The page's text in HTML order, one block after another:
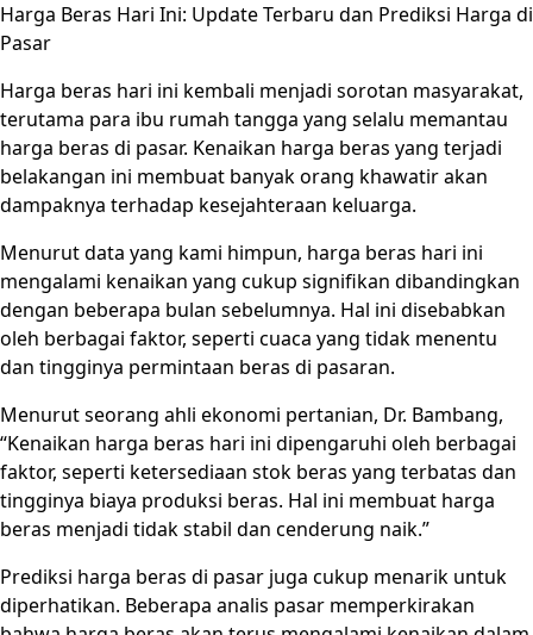
Harga Beras Hari Ini: Update Terbaru dan Prediksi Harga di
Pasar
Harga beras hari ini kembali menjadi sorotan masyarakat,
terutama para ibu rumah tangga yang selalu memantau
harga beras di pasar. Kenaikan harga beras yang terjadi
belakangan ini membuat banyak orang khawatir akan
dampaknya terhadap kesejahteraan keluarga.
Menurut data yang kami himpun, harga beras hari ini
mengalami kenaikan yang cukup signifikan dibandingkan
dengan beberapa bulan sebelumnya. Hal ini disebabkan
oleh berbagai faktor, seperti cuaca yang tidak menentu
dan tingginya permintaan beras di pasaran.
Menurut seorang ahli ekonomi pertanian, Dr. Bambang,
“Kenaikan harga beras hari ini dipengaruhi oleh berbagai
faktor, seperti ketersediaan stok beras yang terbatas dan
tingginya biaya produksi beras. Hal ini membuat harga
beras menjadi tidak stabil dan cenderung naik.”
Prediksi harga beras di pasar juga cukup menarik untuk
diperhatikan. Beberapa analis pasar memperkirakan